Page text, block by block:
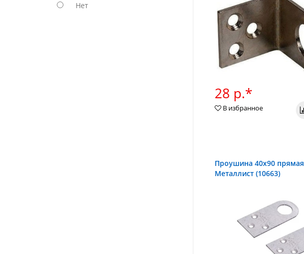
Нет
28 р.*
В избранное
Проушина 40х90 прямая
Металлист (10663)